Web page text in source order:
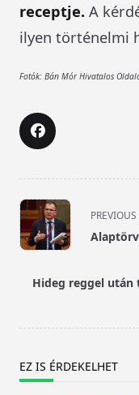
receptje. A
ilyen történelmi
Fotók: Bán Mór Hivatalos
<span
class="nav-
subtitle
reader-
Hideg reggel után
EZ IS ÉRDEKELHET